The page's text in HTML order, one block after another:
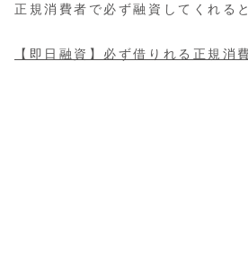
正規消費者で必ず融資してくれる
【即日融資】必ず借りれる正規消